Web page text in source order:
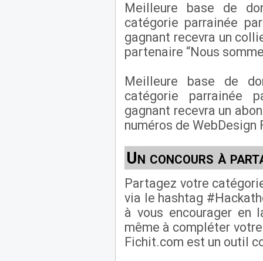
Meilleure base de
catégorie parrainée
gagnant recevra un
partenaire “Nous
Meilleure base de
catégorie parrainée
gagnant recevra un
numéros de WebDesign
Un concours à
Partagez votre
via le hashtag
à vous encourager en
même à compléter
Fichit.com est un outil